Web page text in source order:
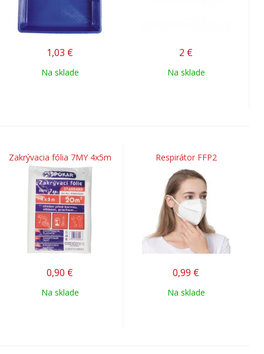
1,03 €
Na sklade
2 €
Na sklade
Zakrývacia fólia 7MY 4x5m
0,90 €
Na sklade
Respirátor FFP2
0,99 €
Na sklade